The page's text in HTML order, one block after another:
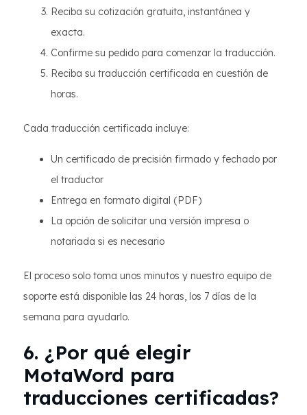
Reciba su cotización gratuita, instantánea y
exacta.
Confirme su pedido para comenzar la traducción.
Reciba su traducción certificada en cuestión de
horas.
Cada traducción certificada incluye:
Un certificado de precisión firmado y fechado por
el traductor
Entrega en formato digital (PDF)
La opción de solicitar una versión impresa o
notariada si es necesario
El proceso solo toma unos minutos y nuestro equipo de
soporte está disponible las 24 horas, los 7 días de la
semana para ayudarlo.
6. ¿Por qué elegir
MotaWord para
traducciones certificadas?